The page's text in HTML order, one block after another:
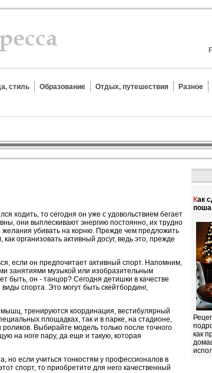
F
стиль Образование Отдых, путешествия Разное
ходить, то сегодня он уже с удовольствием бегает
они выплескивают энергию постоянно, их трудно
желания убивать на корню. Прежде чем предложить
организовать активный досуг, ведь это, прежде
если он предпочитает активный спорт. Напомним,
занятиями музыкой или изобразительным
быть, он - танцор? Сегодня детишки в качестве
спорта. Это могут быть скейтбординг,
мышц, тренируются координация, вестибулярный
площадках, так и в парке, на стадионе,
Выбирайте модель только после точного
на ноге пару, да еще и такую, которая
но если учиться тонкостям у профессионалов в
спорт, то приобретите для него качественный
Как сделать домашний сыр:
как